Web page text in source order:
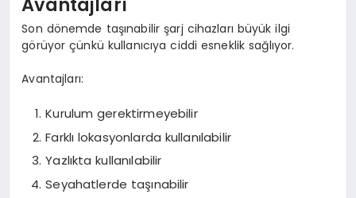
Son dönemde taşınabilir şarj cihazları büyük ilgi
görüyor çünkü kullanıcıya ciddi esneklik sağlıyor.
Avantajları:
Kurulum gerektirmeyebilir
Farklı lokasyonlarda kullanılabilir
Yazlıkta kullanılabilir
Seyahatlerde taşınabilir